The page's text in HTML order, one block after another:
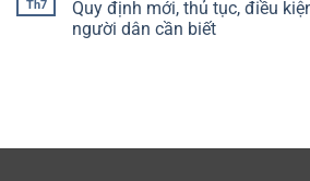
Th7
Quy định mới, thủ tục, điều
người dân cần biết